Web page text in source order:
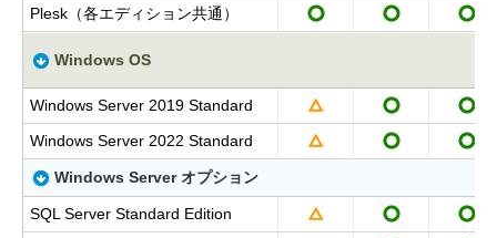
Plesk（各エディション共通）
Windows OS
Windows Server 2019 Standard
Windows Server 2022 Standard
Windows Server オプション
SQL Server Standard Edition